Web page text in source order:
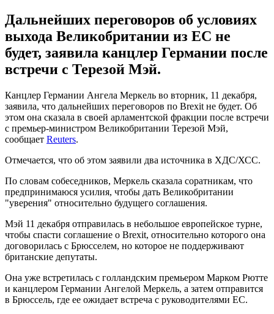
Дальнейших переговоров об условиях
выхода Великобритании из ЕС не
будет, заявила канцлер Германии после
встречи с Терезой Мэй.
Канцлер Германии Ангела Меркель во вторник, 11 декабря,
заявила, что дальнейших переговоров по Brexit не будет. Об
этом она сказала в своей арламентской фракции после встречи
с премьер-министром Великобритании Терезой Мэй,
сообщает Reuters.
Отмечается, что об этом заявили два источника в ХДС/ХСС.
По словам собеседников, Меркель сказала соратникам, что
предпринимаюся усилия, чтобы дать Великобритании
"уверения" относительно будущего соглашения.
Мэй 11 декабря отправилась в небольшое европейское турне,
чтобы спасти соглашение о Brexit, относительно которого она
договорилась с Брюсселем, но которое не поддерживают
британские депутаты.
Она уже встретилась с голландским премьером Марком Рютте
и канцлером Германии Ангелой Меркель, а затем отправится
в Брюссель, где ее ожидает встреча с руководителями ЕС.